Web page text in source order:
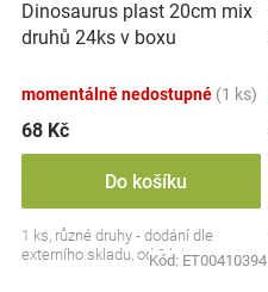
Značky
Blog
Hračkářství
Přihlášení
d
u
t
ů
Dinosaurus plast 20cm mix
druhů 24ks v boxu
momentálně nedostupné (1 ks)
68 Kč
Do košíku
1 ks, různé druhy - dodání dle
externího skladu, od 3 let
Kód: ET00410394